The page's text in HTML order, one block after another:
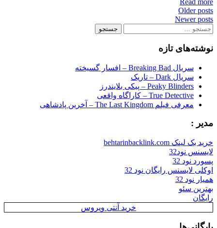
Read more
Posts
navigation
Older posts
Newer posts
جستجو
نوشته‌های تازه
سریال Breaking Bad – افسار گسیخته
سریال Dark – تاریک
Peaky Blinders – پیکی بلایندرز
True Detective – کاراگاه واقعی
معرفی فیلم The Last Kingdom – آخرین پادشاهی
مدیر :
خرید بک لینک behtarinbacklink.com
لایسنس نود32
پسورد نود 32
اوکلی لایسنس رایگان نود 32
همیار نود 32
بهترین سئو
رایگان
خرید آنتی ویروس